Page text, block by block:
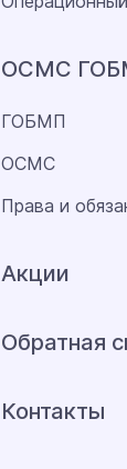
ОСМС
ГОБМП
ОСМС
Права и
Акции
Обратная
Контакты